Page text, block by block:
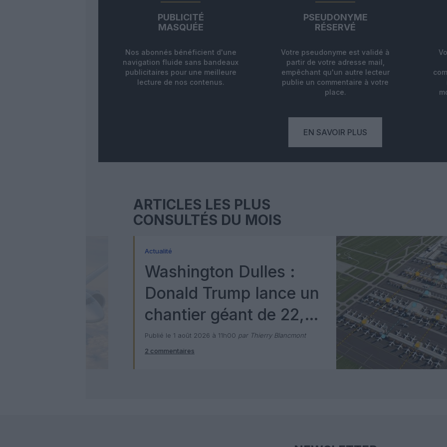
PUBLICITÉ
MASQUÉE
Nos abonnés bénéficient d'une
navigation fluide sans bandeaux
publicitaires pour une meilleure
lecture de nos contenus.
PSEUDONYME
RÉSERVÉ
Votre pseudonyme est validé à
partir de votre adresse mail,
empêchant qu'un autre lecteur
publie un commentaire à votre
place.
EN SAVOIR PLUS
ARTICLES LES PLUS
CONSULTÉS DU MOIS
Actualité
Washington Dulles :
Donald Trump lance un
chantier géant de 22,5
milliards de dollars
Publié le 1 août 2026 à 11h00 par Thierry Blancmont
2 commentaires